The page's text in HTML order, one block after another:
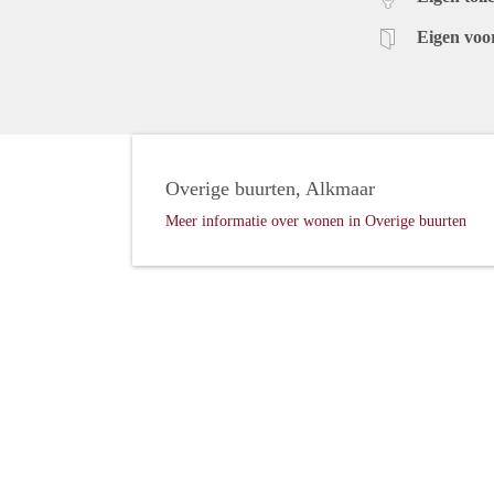
Eigen
Overige buurten, Alkmaar
Meer informatie over wonen in Overige buurten